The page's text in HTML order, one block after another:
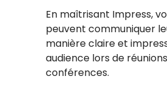
En maîtrisant Impress,
peuvent communiquer
manière claire et
audience lors de
conférences.